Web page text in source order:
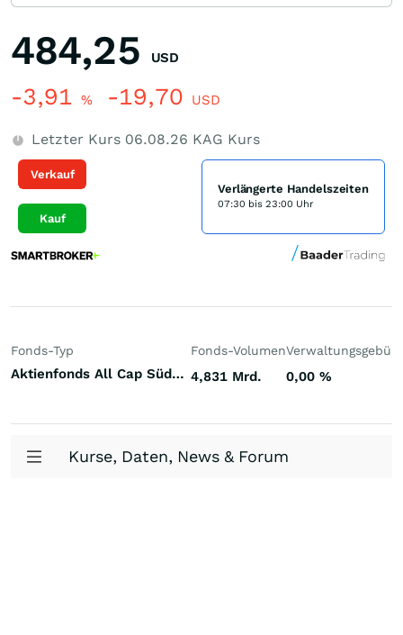
484,25 USD
-3,91 % -19,70 USD
Letzter Kurs 06.08.26 KAG Kurs
Verkauf
Kauf
Verlängerte Handelszeiten
07:30 bis 23:00 Uhr
Fonds-Typ
Aktienfonds All Cap Südkorea
Fonds-Volumen
4,831 Mrd. 0,00 %
Kurse, Daten, News & Forum